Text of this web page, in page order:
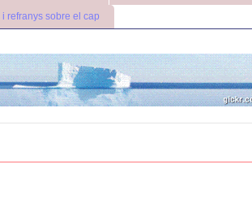
refranys sobre el cap